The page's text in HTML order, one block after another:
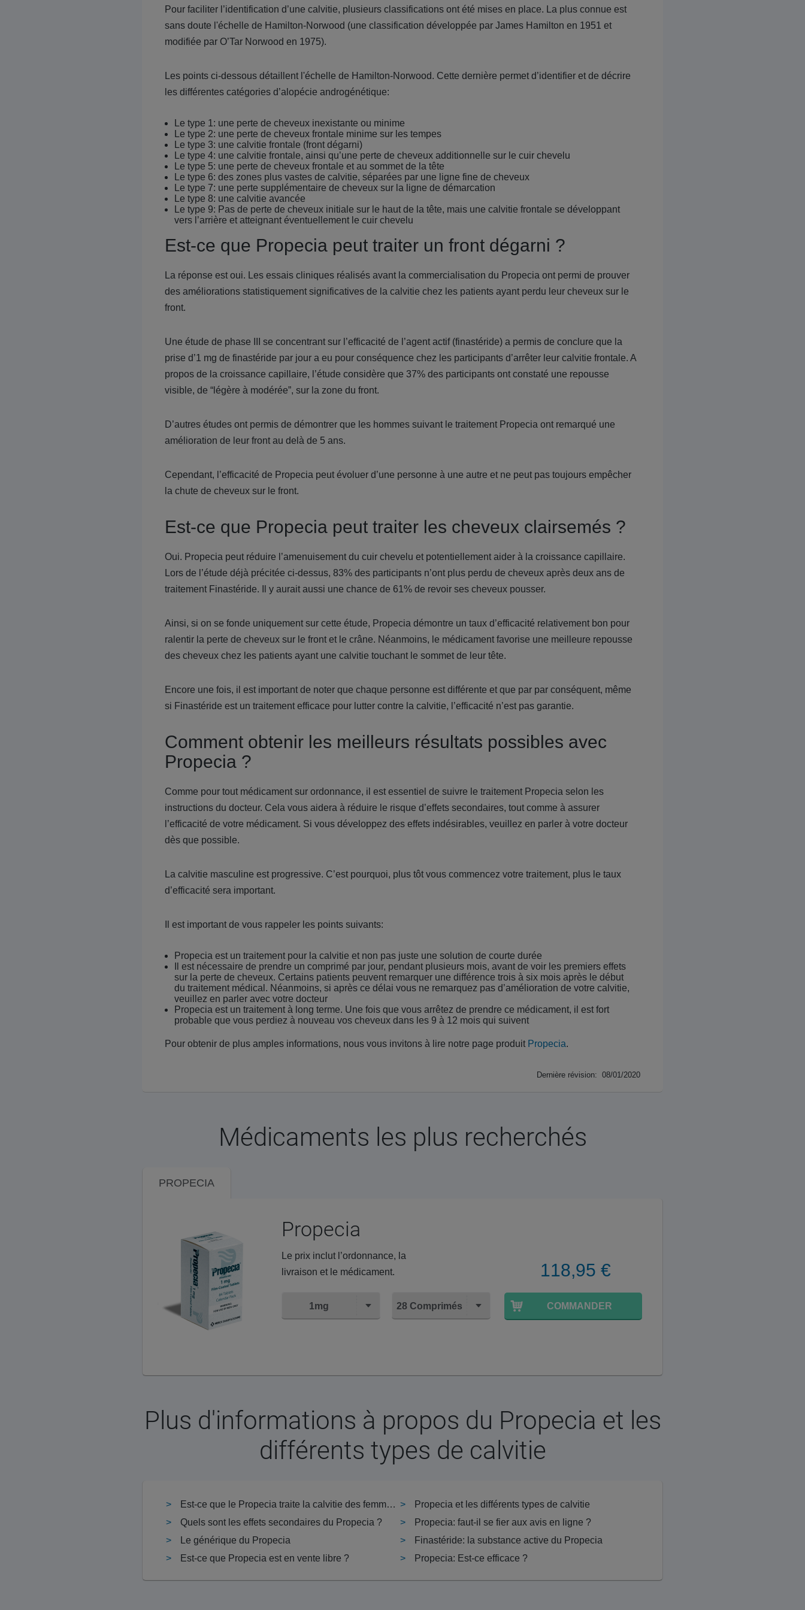
Pour faciliter l’identification d’une calvitie, plusieurs classifications ont été mises en place. La plus connue est
sans doute l'échelle de Hamilton-Norwood (une classification développée par James Hamilton en 1951 et
modifiée par O’Tar Norwood en 1975).
Les points ci-dessous détaillent l'échelle de Hamilton-Norwood. Cette dernière permet d’identifier et de décrire
les différentes catégories d’alopécie androgénétique:
Le type 1: une perte de cheveux inexistante ou minime
Le type 2: une perte de cheveux frontale minime sur les tempes
Le type 3: une calvitie frontale (front dégarni)
Le type 4: une calvitie frontale, ainsi qu’une perte de cheveux additionnelle sur le cuir chevelu
Le type 5: une perte de cheveux frontale et au sommet de la tête
Le type 6: des zones plus vastes de calvitie, séparées par une ligne fine de cheveux
Le type 7: une perte supplémentaire de cheveux sur la ligne de démarcation
Le type 8: une calvitie avancée
Le type 9: Pas de perte de cheveux initiale sur le haut de la tête, mais une calvitie frontale se développant
vers l’arrière et atteignant éventuellement le cuir chevelu
Est-ce que Propecia peut traiter un front dégarni ?
La réponse est oui. Les essais cliniques réalisés avant la commercialisation du Propecia ont permi de prouver
des améliorations statistiquement significatives de la calvitie chez les patients ayant perdu leur cheveux sur le
front.
Une étude de phase III se concentrant sur l’efficacité de l’agent actif (finastéride) a permis de conclure que la
prise d’1 mg de finastéride par jour a eu pour conséquence chez les participants d’arrêter leur calvitie frontale. A
propos de la croissance capillaire, l’étude considère que 37% des participants ont constaté une repousse
visible, de “légère à modérée”, sur la zone du front.
D’autres études ont permis de démontrer que les hommes suivant le traitement Propecia ont remarqué une
amélioration de leur front au delà de 5 ans.
Cependant, l’efficacité de Propecia peut évoluer d’une personne à une autre et ne peut pas toujours empêcher
la chute de cheveux sur le front.
Est-ce que Propecia peut traiter les cheveux clairsemés ?
Oui. Propecia peut réduire l’amenuisement du cuir chevelu et potentiellement aider à la croissance capillaire.
Lors de l’étude déjà précitée ci-dessus, 83% des participants n’ont plus perdu de cheveux après deux ans de
traitement Finastéride. Il y aurait aussi une chance de 61% de revoir ses cheveux pousser.
Ainsi, si on se fonde uniquement sur cette étude, Propecia démontre un taux d’efficacité relativement bon pour
ralentir la perte de cheveux sur le front et le crâne. Néanmoins, le médicament favorise une meilleure repousse
des cheveux chez les patients ayant une calvitie touchant le sommet de leur tête.
Encore une fois, il est important de noter que chaque personne est différente et que par par conséquent, même
si Finastéride est un traitement efficace pour lutter contre la calvitie, l’efficacité n’est pas garantie.
Comment obtenir les meilleurs résultats possibles avec
Propecia ?
Comme pour tout médicament sur ordonnance, il est essentiel de suivre le traitement Propecia selon les
instructions du docteur. Cela vous aidera à réduire le risque d’effets secondaires, tout comme à assurer
l’efficacité de votre médicament. Si vous développez des effets indésirables, veuillez en parler à votre docteur
dès que possible.
La calvitie masculine est progressive. C’est pourquoi, plus tôt vous commencez votre traitement, plus le taux
d’efficacité sera important.
Il est important de vous rappeler les points suivants:
Propecia est un traitement pour la calvitie et non pas juste une solution de courte durée
Il est nécessaire de prendre un comprimé par jour, pendant plusieurs mois, avant de voir les premiers effets
sur la perte de cheveux. Certains patients peuvent remarquer une différence trois à six mois après le début
du traitement médical. Néanmoins, si après ce délai vous ne remarquez pas d’amélioration de votre calvitie,
veuillez en parler avec votre docteur
Propecia est un traitement à long terme. Une fois que vous arrêtez de prendre ce médicament, il est fort
probable que vous perdiez à nouveau vos cheveux dans les 9 à 12 mois qui suivent
Pour obtenir de plus amples informations, nous vous invitons à lire notre page produit Propecia.
Dernière révision: 08/01/2020
Médicaments les plus recherchés
PROPECIA
Propecia
Le prix inclut l’ordonnance, la
livraison et le médicament.
1mg 28 Comprimés
118,95 €
COMMANDER
Plus d'informations à propos du Propecia et les
différents types de calvitie
Est-ce que le Propecia traite la calvitie des femmes ?
Propecia et les différents types de calvitie
Quels sont les effets secondaires du Propecia ?
Propecia: faut-il se fier aux avis en ligne ?
Le générique du Propecia
Finastéride: la substance active du Propecia
Est-ce que Propecia est en vente libre ?
Propecia: Est-ce efficace ?